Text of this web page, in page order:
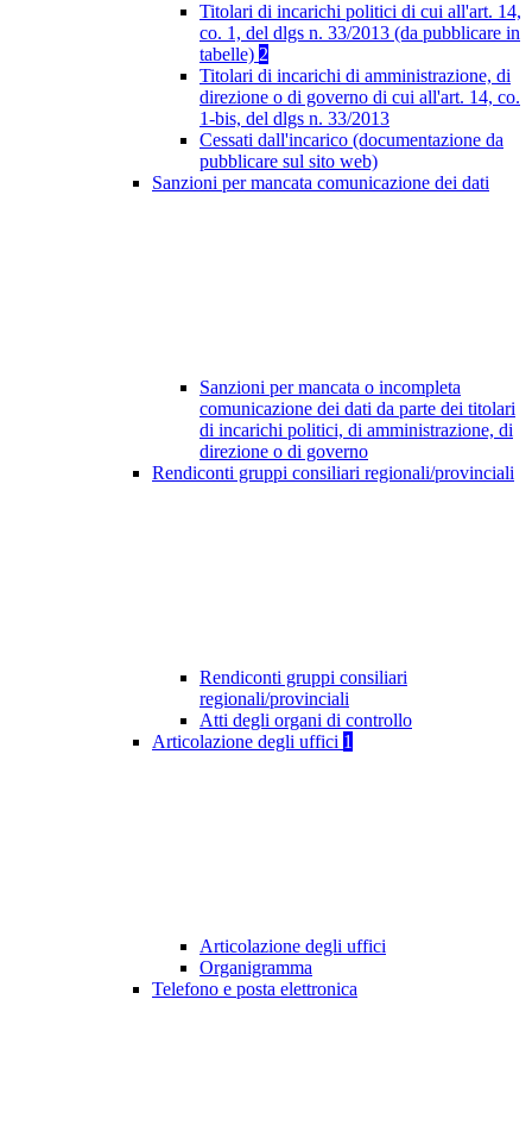
Titolari di incarichi politici di cui all'art. 14,
co. 1, del dlgs n. 33/2013 (da pubblicare in
tabelle) 2
Titolari di incarichi di amministrazione, di
direzione o di governo di cui all'art. 14, co.
1-bis, del dlgs n. 33/2013
Cessati dall'incarico (documentazione da
pubblicare sul sito web)
Sanzioni per mancata comunicazione dei dati
Sanzioni per mancata o incompleta
comunicazione dei dati da parte dei titolari
di incarichi politici, di amministrazione, di
direzione o di governo
Rendiconti gruppi consiliari regionali/provinciali
Rendiconti gruppi consiliari
regionali/provinciali
Atti degli organi di controllo
Articolazione degli uffici 1
Articolazione degli uffici
Organigramma
Telefono e posta elettronica